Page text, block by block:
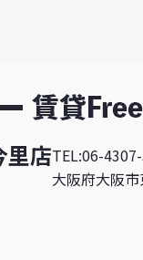
里店TEL:06-
大阪府大阪